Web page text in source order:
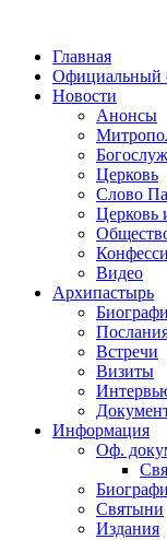
Главная
Официальный
Новости
Анонсы
Церковь
Слово
Церковь
Видео
Архипастырь
Встречи
Визиты
Информация
Оф.
Святыни
Издания